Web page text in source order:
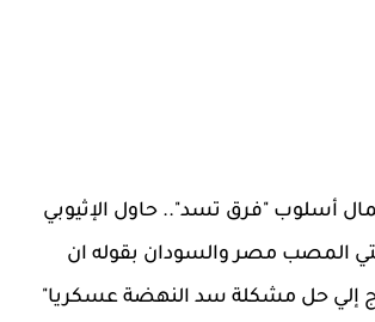
أسلوب "فرق تسد".. حاول الإثيوبي
المصب مصر والسودان بقوله ان
إلي حل مشكلة سد النهضة عسكريا"